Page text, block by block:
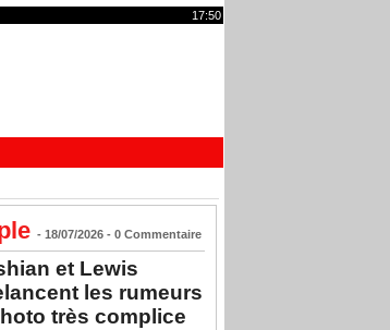
17:50
- 18/07/2026 - 0 Commentaire
et Lewis
les rumeurs
très complice